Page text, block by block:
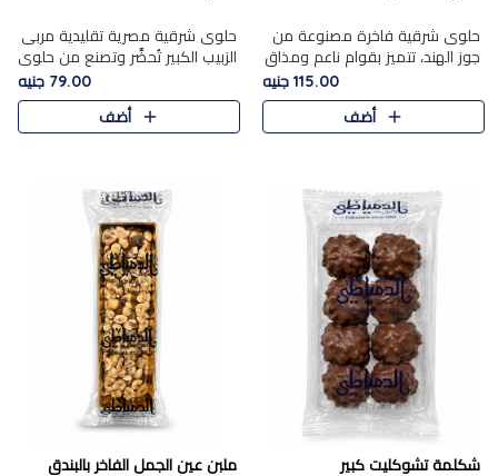
حلوى شرقية فاخرة مصنوعة من
جوز الهند، تتميز بقوام ناعم ومذاق
غني، وتزين بقطع من الفستق
الفاخر التي تضيف عليها قرمشة
115.00 جنيه
أضف
حلوى شرقية مصرية تقليدية مربى
الزبيب الكبير تُحضَّر وتصنع من حلوي
جوز الهند باسد بقوام طري ومذاق
غني، وتُزين وتغطا بحبات الزبيب
الذهبي التي ..
79.00 جنيه
أضف
شكلمة تشوكليت كبير ملبن عين الجمل الفاخر بالبندق